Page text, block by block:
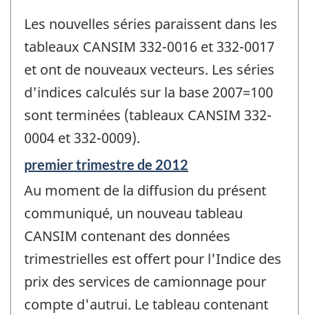
Les nouvelles séries paraissent dans les
tableaux CANSIM 332-0016 et 332-0017
et ont de nouveaux vecteurs. Les séries
d'indices calculés sur la base 2007=100
sont terminées (tableaux CANSIM 332-
0004 et 332-0009).
Période
référence
de
changement
-
premier trimestre de 2012
Au moment de la diffusion du présent
communiqué, un nouveau tableau
CANSIM contenant des données
trimestrielles est offert pour l'Indice des
prix des services de camionnage pour
compte d'autrui. Le tableau contenant